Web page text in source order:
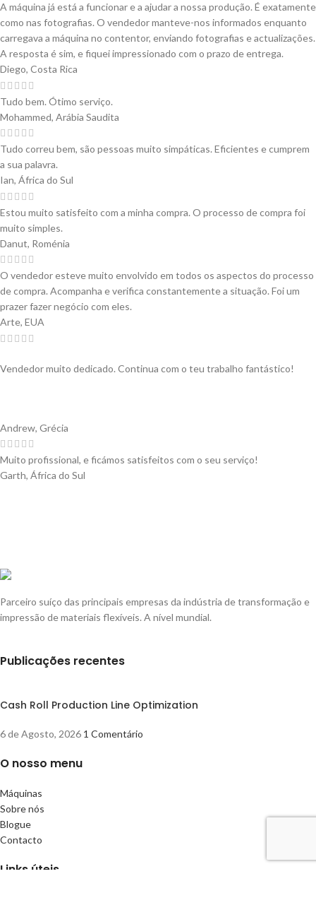
A máquina já está a funcionar e a ajudar a nossa produção. É exatamente
como nas fotografias. O vendedor manteve-nos informados enquanto
carregava a máquina no contentor, enviando fotografias e actualizações.
A resposta é sim, e fiquei impressionado com o prazo de entrega.
Diego, Costa Rica
Tudo bem. Ótimo serviço.
Mohammed, Arábia Saudita
Tudo correu bem, são pessoas muito simpáticas. Eficientes e cumprem
a sua palavra.
Ian, África do Sul
Estou muito satisfeito com a minha compra. O processo de compra foi
muito simples.
Danut, Roménia
O vendedor esteve muito envolvido em todos os aspectos do processo
de compra. Acompanha e verifica constantemente a situação. Foi um
prazer fazer negócio com eles.
Arte, EUA
Vendedor muito dedicado. Continua com o teu trabalho fantástico!
Andrew, Grécia
Muito profissional, e ficámos satisfeitos com o seu serviço!
Garth, África do Sul
Parceiro suíço das principais empresas da indústria de transformação e
impressão de materiais flexíveis. A nível mundial.
Publicações recentes
Cash Roll Production Line Optimization
6 de Agosto, 2026 1 Comentário
O nosso menu
Máquinas
Sobre nós
Blogue
Contacto
Links úteis